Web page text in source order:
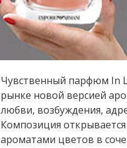
Чувственный парфюм In
рынке новой версией
любви, возбуждения,
Композиция
ароматами цветов в